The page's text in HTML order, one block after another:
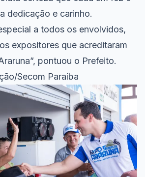
dedicação e carinho.
a todos os envolvidos,
expositores que acreditaram
pontuou o Prefeito.